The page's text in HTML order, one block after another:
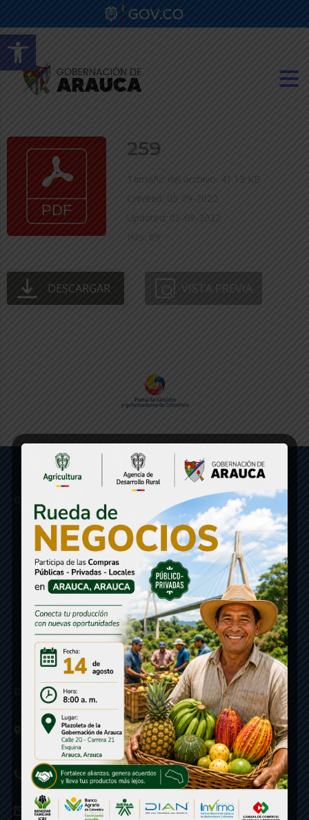
Abrir barra de herramientas
259
Tamaño del archivo: 41.13 KB
Created: 05-09-2022
Updated: 05-09-2022
Hits: 69
DESCARGAR VISTA PREVIA
Gobernación de Arauca
Contáctenos
Calle 20 - Carrera 21 Esquina
Código postal 810001
Linea de Servicio a la Ciudadania: 57- 6078851946
Linea Anticorrupción: 607885 3374
correspondencia: archivogeneral@arauca.gov.co